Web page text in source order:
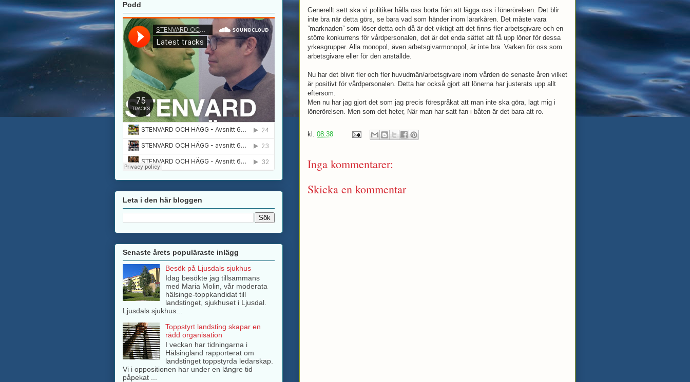
Generellt sett ska vi politiker hålla oss borta från att lägga oss i lönerörelsen. Det blir
inte bra när detta görs, se bara vad som händer inom lärarkåren. Det måste vara
”marknaden” som löser detta och då är det viktigt att det finns fler arbetsgivare och en
större konkurrens för vårdpersonalen, det är det enda sättet att få upp löner för dessa
yrkesgrupper. Alla monopol, även arbetsgivarmonopol, är inte bra. Varken för oss som
arbetsgivare eller för den anställde.
Nu har det blivit fler och fler huvudmän/arbetsgivare inom vården de senaste åren vilket
är positivt för vårdpersonalen. Detta har också gjort att lönerna har justerats upp allt
eftersom.
Men nu har jag gjort det som jag precis förespråkat att man inte ska göra, lagt mig i
lönerörelsen. Men som det heter, När man har satt fan i båten är det bara att ro.
kl. 08:38
Inga kommentarer:
Skicka en kommentar
Podd
Leta i den här bloggen
Senaste årets populäraste inlägg
Besök på Ljusdals sjukhus
Idag besökte jag tillsammans
med Maria Molin, vår moderata
hälsinge-toppkandidat till
landstinget, sjukhuset i Ljusdal.
Ljusdals sjukhus...
Toppstyrt landsting skapar en
rädd organisation
I veckan har tidningarna i
Hälsingland rapporterat om
landstinget toppstyrda ledarskap.
Vi i oppositionen har under en längre tid
påpekat ...